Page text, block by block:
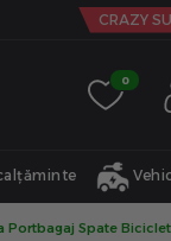
CRAZY
0
Portbagaj Spate